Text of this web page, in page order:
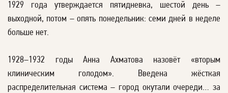
1929 года утверждается пятидневка, шестой день –
выходной, потом – опять понедельник: семи дней в неделе
больше нет.
1928–1932 годы Анна Ахматова назовёт «вторым
клиническим голодом». Введена жёсткая
распределительная система – город окутали очереди… за